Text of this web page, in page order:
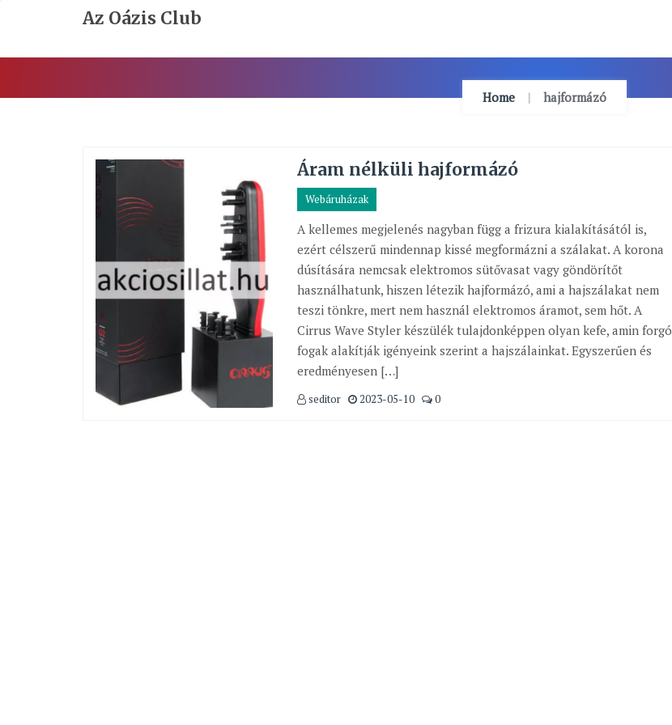
Az Oázis Club
Home hajformázó
Áram nélküli hajformázó
Webáruházak
A kellemes megjelenés nagyban függ a frizura kialakításától is,
ezért célszerű mindennap kissé megformázni a szálakat. A korona
dúsítására nemcsak elektromos sütővasat vagy göndörítőt
használhatunk, hiszen létezik hajformázó, ami a hajszálakat nem
teszi tönkre, mert nem használ elektromos áramot, sem hőt. A
Cirrus Wave Styler készülék tulajdonképpen olyan kefe, amin forgó
fogak alakítják igényeink szerint a hajszálainkat. Egyszerűen és
eredményesen […]
seditor 2023-05-10 0